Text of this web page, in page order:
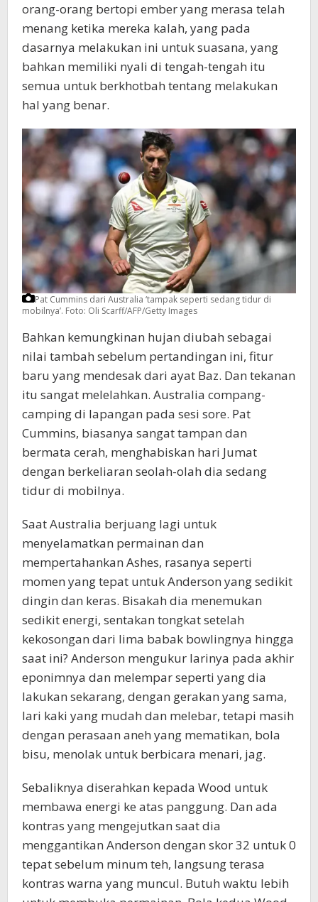
orang-orang bertopi ember yang merasa telah
menang ketika mereka kalah, yang pada
dasarnya melakukan ini untuk suasana, yang
bahkan memiliki nyali di tengah-tengah itu
semua untuk berkhotbah tentang melakukan
hal yang benar.
Pat Cummins dari Australia ‘tampak seperti sedang tidur di
mobilnya’. Foto: Oli Scarff/AFP/Getty Images
Bahkan kemungkinan hujan diubah sebagai
nilai tambah sebelum pertandingan ini, fitur
baru yang mendesak dari ayat Baz. Dan tekanan
itu sangat melelahkan. Australia compang-
camping di lapangan pada sesi sore. Pat
Cummins, biasanya sangat tampan dan
bermata cerah, menghabiskan hari Jumat
dengan berkeliaran seolah-olah dia sedang
tidur di mobilnya.
Saat Australia berjuang lagi untuk
menyelamatkan permainan dan
mempertahankan Ashes, rasanya seperti
momen yang tepat untuk Anderson yang sedikit
dingin dan keras. Bisakah dia menemukan
sedikit energi, sentakan tongkat setelah
kekosongan dari lima babak bowlingnya hingga
saat ini? Anderson mengukur larinya pada akhir
eponimnya dan melempar seperti yang dia
lakukan sekarang, dengan gerakan yang sama,
lari kaki yang mudah dan melebar, tetapi masih
dengan perasaan aneh yang mematikan, bola
bisu, menolak untuk berbicara menari, jag.
Sebaliknya diserahkan kepada Wood untuk
membawa energi ke atas panggung. Dan ada
kontras yang mengejutkan saat dia
menggantikan Anderson dengan skor 32 untuk 0
tepat sebelum minum teh, langsung terasa
kontras warna yang muncul. Butuh waktu lebih